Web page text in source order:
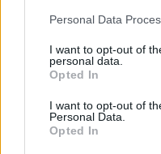
Personal Data
I want to opt-out of
personal data.
Opted In
I want to opt-out of
Personal Data.
Opted In
(36 m.)
Keistas jausmas
mėgstame
o jau atvėso orai.